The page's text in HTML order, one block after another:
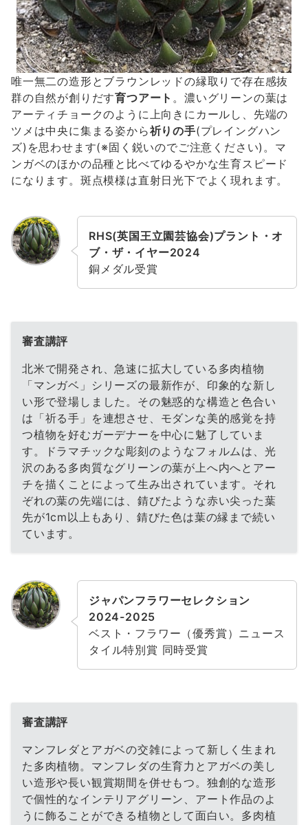
唯一無二の造形とブラウンレッドの縁取りで存在感抜
群の自然が創りだす育つアート 。濃いグリーンの葉は
アーティチョークのように上向きにカールし、先端の
ツメは中央に集まる姿から祈りの手(プレイングハン
ズ)を思わせます(※固く鋭いのでご注意ください)。マ
ンガベのほかの品種と比べてゆるやかな生育スピード
になります。斑点模様は直射日光下でよく現れます。
RHS(英国王立園芸協会)プラント・オ
ブ・ザ・イヤー2024
銅メダル受賞
審査講評
北米で開発され、急速に拡大している多肉植物
「マンガベ」シリーズの最新作が、印象的な新し
い形で登場しました。その魅惑的な構造と色合い
は「祈る手」を連想させ、モダンな美的感覚を持
つ植物を好むガーデナーを中心に魅了していま
す。ドラマチックな彫刻のようなフォルムは、光
沢のある多肉質なグリーンの葉が上へ内へとアー
チを描くことによって生み出されています。それ
ぞれの葉の先端には、錆びたような赤い尖った葉
先が1cm以上もあり、錆びた色は葉の縁まで続い
ています。
ジャパンフラワーセレクション
2024-2025
ベスト・フラワー（優秀賞）ニュース
タイル特別賞 同時受賞
審査講評
マンフレダとアガベの交雑によって新しく生まれ
た多肉植物。マンフレダの生育力とアガベの美し
い造形や長い観賞期間を併せもつ。独創的な造形
で個性的なインテリアグリーン、アート作品のよ
うに飾ることができる植物として面白い。多肉植